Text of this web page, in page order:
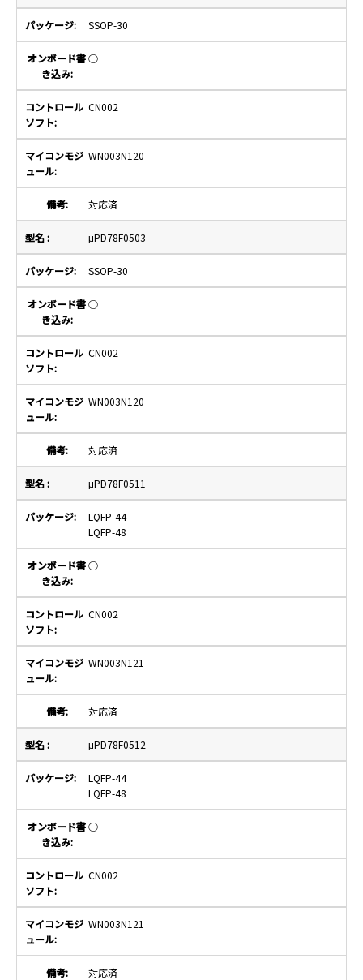
SSOP-30
○
CN002
WN003N120
対応済
μPD78F0503
SSOP-30
○
CN002
WN003N120
対応済
μPD78F0511
LQFP-44
LQFP-48
○
CN002
WN003N121
対応済
μPD78F0512
LQFP-44
LQFP-48
○
CN002
WN003N121
対応済